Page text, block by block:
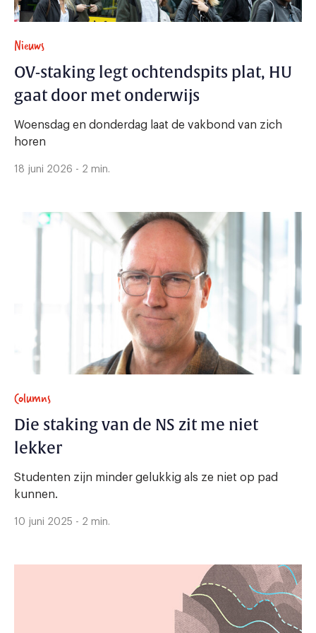
Nieuws
OV-staking legt ochtendspits plat, HU
gaat door met onderwijs
Woensdag en donderdag laat de vakbond van zich
horen
18 juni 2026 - 2 min.
Columns
Die staking van de NS zit me niet
lekker
Studenten zijn minder gelukkig als ze niet op pad
kunnen.
10 juni 2025 - 2 min.